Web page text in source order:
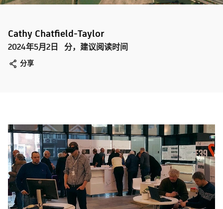
Cathy Chatfield-Taylor
2024年5月2日 分，建议阅读时间
分享